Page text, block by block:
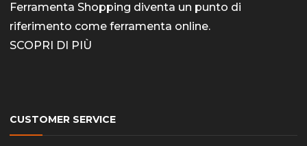
Ferramenta Shopping diventa un punto di
riferimento come ferramenta online.
SCOPRI DI PIÙ
CUSTOMER SERVICE